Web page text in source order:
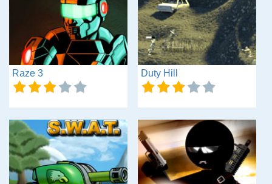
Raze 3 Duty Hill